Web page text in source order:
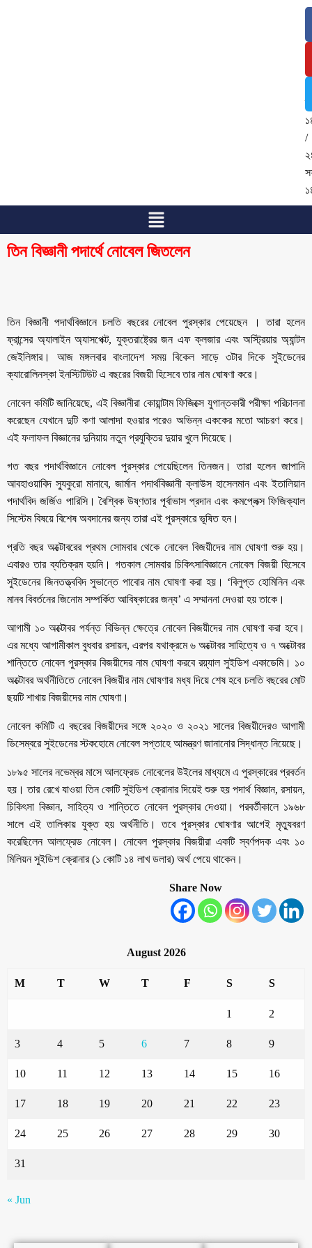
/
তিন বিজ্ঞানী পদার্থে নোবেল জিতলেন
তিন বিজ্ঞানী পদার্থবিজ্ঞানে চলতি বছরের নোবেল পুরস্কার পেয়েছেন । তারা হলেন
ফ্রান্সের অ্যালাইন অ্যাসপেক্ট, যুক্তরাষ্ট্রের জন এফ ক্লজার এবং অস্ট্রিয়ার অ্যান্টন
জেইলিঙ্গার। আজ মঙ্গলবার বাংলাদেশ সময় বিকেল সাড়ে ৩টার দিকে সুইডেনের
ক্যারোলিনস্কা ইনস্টিটিউট এ বছরের বিজয়ী হিসেবে তার নাম ঘোষণা করে।
নোবেল কমিটি জানিয়েছে, এই বিজ্ঞানীরা কোয়ান্টাম ফিজিক্সে যুগান্তকারী পরীক্ষা পরিচালনা
করেছেন যেখানে দুটি কণা আলাদা হওয়ার পরেও অভিন্ন এককের মতো আচরণ করে।
এই ফলাফল বিজ্ঞানের দুনিয়ায় নতুন প্রযুক্তির দুয়ার খুলে দিয়েছে।
গত বছর পদার্থবিজ্ঞানে নোবেল পুরস্কার পেয়েছিলেন তিনজন। তারা হলেন জাপানি
আবহাওয়াবিদ স্যুকুরো মানাবে, জার্মান পদার্থবিজ্ঞানী ক্লাউস হাসেলমান এবং ইতালিয়ান
পদার্থবিদ জর্জিও পারিসি। বৈশ্বিক উষ্ণতার পূর্বাভাস প্রদান এবং কমপ্লেক্স ফিজিক্যাল
সিস্টেম বিষয়ে বিশেষ অবদানের জন্য তারা এই পুরস্কারে ভূষিত হন।
প্রতি বছর অক্টোবরের প্রথম সোমবার থেকে নোবেল বিজয়ীদের নাম ঘোষণা শুরু হয়।
এবারও তার ব্যতিক্রম হয়নি। গতকাল সোমবার চিকিৎসাবিজ্ঞানে নোবেল বিজয়ী হিসেবে
সুইডেনের জিনতত্ত্ববিদ সুভান্তে পাবোর নাম ঘোষণা করা হয়। ‘বিলুপ্ত হোমিনিন এবং
মানব বিবর্তনের জিনোম সম্পর্কিত আবিষ্কারের জন্য’ এ সম্মাননা দেওয়া হয় তাকে।
আগামী ১০ অক্টোবর পর্যন্ত বিভিন্ন ক্ষেত্রে নোবেল বিজয়ীদের নাম ঘোষণা করা হবে।
এর মধ্যে আগামীকাল বুধবার রসায়ন, এরপর যথাক্রমে ৬ অক্টোবর সাহিত্যে ও ৭ অক্টোবর
শান্তিতে নোবেল পুরস্কার বিজয়ীদের নাম ঘোষণা করবে র‌য়্যাল সুইডিশ একাডেমি। ১০
অক্টোবর অর্থনীতিতে নোবেল বিজয়ীর নাম ঘোষণার মধ্য দিয়ে শেষ হবে চলতি বছরের মোট
ছয়টি শাখায় বিজয়ীদের নাম ঘোষণা।
নোবেল কমিটি এ বছরের বিজয়ীদের সঙ্গে ২০২০ ও ২০২১ সালের বিজয়ীদেরও আগামী
ডিসেম্বরে সুইডেনের স্টকহোমে নোবেল সপ্তাহে আমন্ত্রণ জানানোর সিদ্ধান্ত নিয়েছে।
১৮৯৫ সালের নভেম্বর মাসে আলফ্রেড নোবেলের উইলের মাধ্যমে এ পুরস্কারের প্রবর্তন
হয়। তার রেখে যাওয়া তিন কোটি সুইডিশ ক্রোনার দিয়েই শুরু হয় পদার্থ বিজ্ঞান, রসায়ন,
চিকিৎসা বিজ্ঞান, সাহিত্য ও শান্তিতে নোবেল পুরস্কার দেওয়া। পরবর্তীকালে ১৯৬৮
সালে এই তালিকায় যুক্ত হয় অর্থনীতি। তবে পুরস্কার ঘোষণার আগেই মৃত্যুবরণ
করেছিলেন আলফ্রেড নোবেল। নোবেল পুরস্কার বিজয়ীরা একটি স্বর্ণপদক এবং ১০
মিলিয়ন সুইডিশ ক্রোনার (১ কোটি ১৪ লাখ ডলার) অর্থ পেয়ে থাকেন।
Share Now
August 2026
M T W T F S S
1 2
3 4 5 6 7 8 9
10 11 12 13 14 15 16
17 18 19 20 21 22 23
24 25 26 27 28 29 30
31
« Jun